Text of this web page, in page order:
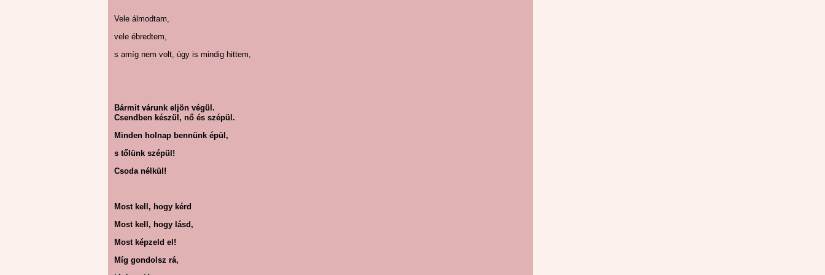
Vele álmodtam,
vele ébredtem,
s amíg nem volt, úgy is mindig hittem,
Bármit várunk eljön végül.
Csendben készül, nő és szépül.
Minden holnap bennünk épül,
s tőlünk szépül!
Csoda nélkül!
Most kell, hogy kérd
Most kell, hogy lásd,
Most képzeld el!
Míg gondolsz rá,